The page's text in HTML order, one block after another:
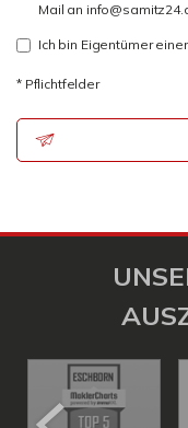
Mail an
Ich bin Eigentümer
* Pflichtfelder